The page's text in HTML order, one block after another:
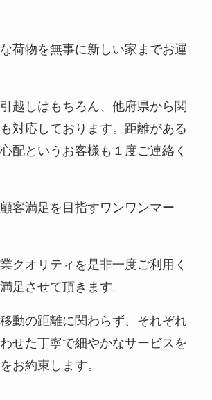
荷物を無事に新しい家までお運
越しはもちろん、他府県から関
対応しております。距離がある
配というお客様も１度ご連絡く
客満足を目指すワンワンマー
クオリティを是非一度ご利用く
足させて頂きます。
動の距離に関わらず、それぞれ
せた丁寧で細やかなサービスを
お約束します。